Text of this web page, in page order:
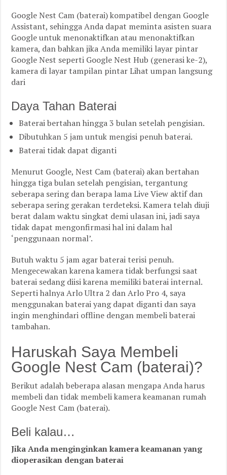
Google Nest Cam (baterai) kompatibel dengan Google
Assistant, sehingga Anda dapat meminta asisten suara
Google untuk menonaktifkan atau menonaktifkan
kamera, dan bahkan jika Anda memiliki layar pintar
Google Nest seperti Google Nest Hub (generasi ke-2),
kamera di layar tampilan pintar Lihat umpan langsung
dari
Daya Tahan Baterai
Baterai bertahan hingga 3 bulan setelah pengisian.
Dibutuhkan 5 jam untuk mengisi penuh baterai.
Baterai tidak dapat diganti
Menurut Google, Nest Cam (baterai) akan bertahan
hingga tiga bulan setelah pengisian, tergantung
seberapa sering dan berapa lama Live View aktif dan
seberapa sering gerakan terdeteksi. Kamera telah diuji
berat dalam waktu singkat demi ulasan ini, jadi saya
tidak dapat mengonfirmasi hal ini dalam hal
‘penggunaan normal’.
Butuh waktu 5 jam agar baterai terisi penuh.
Mengecewakan karena kamera tidak berfungsi saat
baterai sedang diisi karena memiliki baterai internal.
Seperti halnya Arlo Ultra 2 dan Arlo Pro 4, saya
menggunakan baterai yang dapat diganti dan saya
ingin menghindari offline dengan membeli baterai
tambahan.
Haruskah Saya Membeli
Google Nest Cam (baterai)?
Berikut adalah beberapa alasan mengapa Anda harus
membeli dan tidak membeli kamera keamanan rumah
Google Nest Cam (baterai).
Beli kalau…
Jika Anda menginginkan kamera keamanan yang
dioperasikan dengan baterai